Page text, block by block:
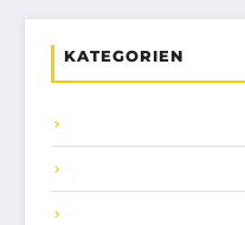
KATEGORIEN